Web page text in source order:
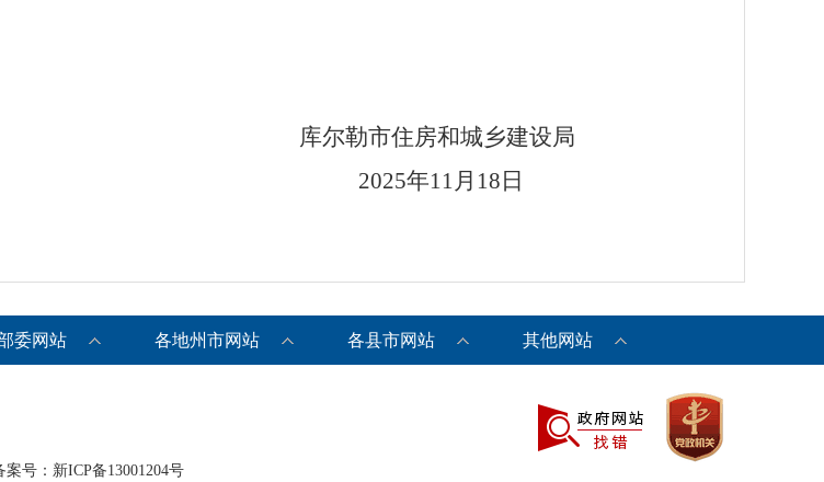
住房和城乡建设局
年11月 18 日
委网站 各地州市网站 各县市网站 其他网站
案号：新ICP备13001204号